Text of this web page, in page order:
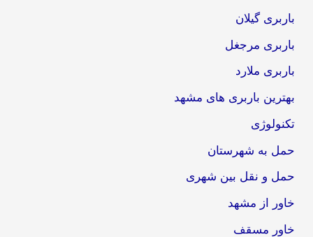
باربری گیلان
باربری مرجغل
باربری ملارد
بهترین باربری های مشهد
تکنولوژی
حمل به شهرستان
حمل و نقل بین شهری
خاور از مشهد
خاور مسقف